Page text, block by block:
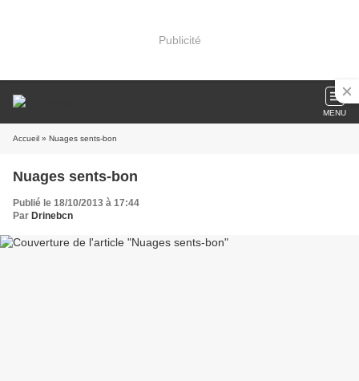
Publicité
MENU
Accueil » Nuages sents-bon
Nuages sents-bon
Publié le 18/10/2013 à 17:44
Par Drinebcn